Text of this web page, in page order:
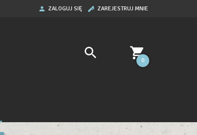
ZALOGUJ SIĘ ZAREJESTRUJ MNIE
0